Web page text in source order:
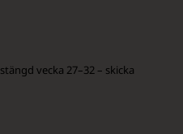
vecka 27–32 – skicka